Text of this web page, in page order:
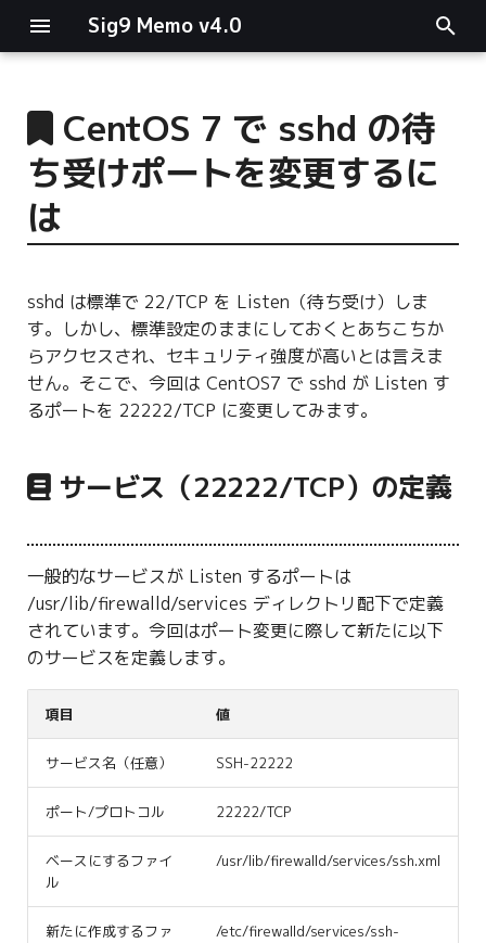
Sig9 Memo v4.0
main関数
リスト関連
ログ関連
条件分岐
型指定
CentOS 7 で sshd の待
ち受けポートを変更するに
は
sshd は標準で 22/TCP を Listen（待ち受け）しま
す。しかし、標準設定のままにしておくとあちこちか
らアクセスされ、セキュリティ強度が高いとは言えま
せん。そこで、今回は CentOS7 で sshd が Listen す
るポートを 22222/TCP に変更してみます。
サービス（22222/TCP）の定義
一般的なサービスが Listen するポートは
/usr/lib/firewalld/services ディレクトリ配下で定義
されています。今回はポート変更に際して新たに以下
のサービスを定義します。
項目 値
サービス名（任意） SSH-22222
ポート/プロトコル 22222/TCP
ベースにするファイ
ル
/usr/lib/firewalld/services/ssh.xml
新たに作成するファ
/etc/firewalld/services/ssh-